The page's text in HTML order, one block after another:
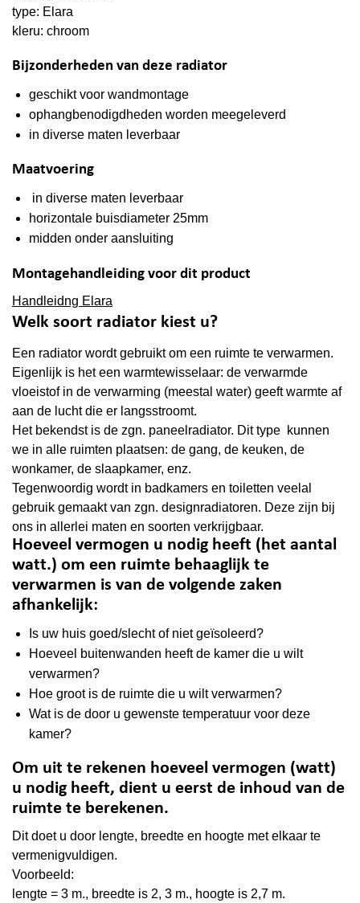
type: Elara
kleru: chroom
Bijzonderheden van deze radiator
geschikt voor wandmontage
ophangbenodigdheden worden meegeleverd
in diverse maten leverbaar
Maatvoering
in diverse maten leverbaar
horizontale buisdiameter 25mm
midden onder aansluiting
Montagehandleiding voor dit product
Handleidng Elara
Welk soort radiator kiest u?
Een radiator wordt gebruikt om een ruimte te verwarmen.
Eigenlijk is het een warmtewisselaar: de verwarmde
vloeistof in de verwarming (meestal water) geeft warmte af
aan de lucht die er langsstroomt.
Het bekendst is de zgn. paneelradiator. Dit type kunnen
we in alle ruimten plaatsen: de gang, de keuken, de
wonkamer, de slaapkamer, enz.
Tegenwoordig wordt in badkamers en toiletten veelal
gebruik gemaakt van zgn. designradiatoren. Deze zijn bij
ons in allerlei maten en soorten verkrijgbaar.
Hoeveel vermogen u nodig heeft (het aantal
watt.) om een ruimte behaaglijk te
verwarmen is van de volgende zaken
afhankelijk:
Is uw huis goed/slecht of niet geïsoleerd?
Hoeveel buitenwanden heeft de kamer die u wilt
verwarmen?
Hoe groot is de ruimte die u wilt verwarmen?
Wat is de door u gewenste temperatuur voor deze
kamer?
Om uit te rekenen hoeveel vermogen (watt)
u nodig heeft, dient u eerst de inhoud van de
ruimte te berekenen.
Dit doet u door lengte, breedte en hoogte met elkaar te
vermenigvuldigen.
Voorbeeld:
lengte = 3 m., breedte is 2, 3 m., hoogte is 2,7 m.